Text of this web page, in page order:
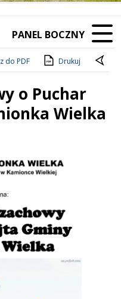
PANEL BOCZNY
do PDF Drukuj
o Puchar
Wielka